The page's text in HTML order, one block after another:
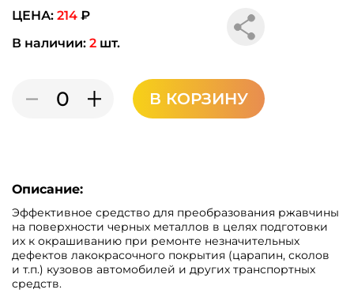
ЦЕНА: 214 ₽
В наличии: 2 шт.
В КОРЗИНУ
Описание:
Эффективное средство для преобразования ржавчины
на поверхности черных металлов в целях подготовки
их к окрашиванию при ремонте незначительных
дефектов лакокрасочного покрытия (царапин, сколов
и т.п.) кузовов автомобилей и других транспортных
средств.